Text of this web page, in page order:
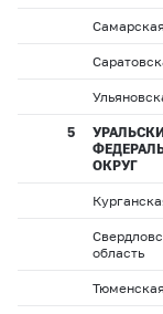
5
ОКРУГ
область